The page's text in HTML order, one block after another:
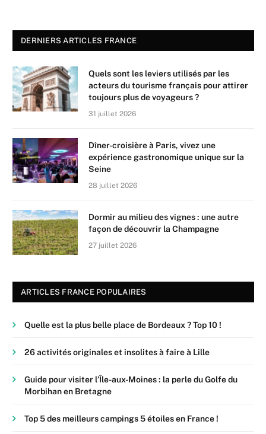
DERNIERS ARTICLES FRANCE
Quels sont les leviers utilisés par les
acteurs du tourisme français pour attirer
toujours plus de voyageurs ?
31 juillet 2026
Dîner-croisière à Paris, vivez une
expérience gastronomique unique sur la
Seine
28 juillet 2026
Dormir au milieu des vignes : une autre
façon de découvrir la Champagne
27 juillet 2026
ARTICLES FRANCE POPULAIRES
Quelle est la plus belle place de Bordeaux ? Top 10 !
26 activités originales et insolites à faire à Lille
Guide pour visiter l’Île-aux-Moines : la perle du Golfe du
Morbihan en Bretagne
Top 5 des meilleurs campings 5 étoiles en France !